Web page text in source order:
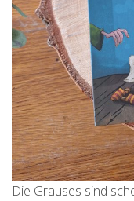
Die Grauses sind